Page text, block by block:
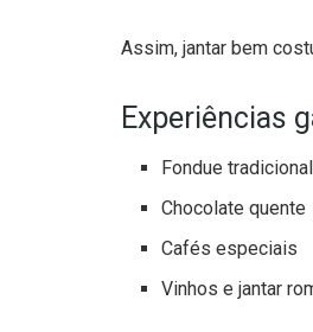
Assim, jantar bem
Experiências
Fondue tradicional
Chocolate quente
Cafés especiais
Vinhos e jantar